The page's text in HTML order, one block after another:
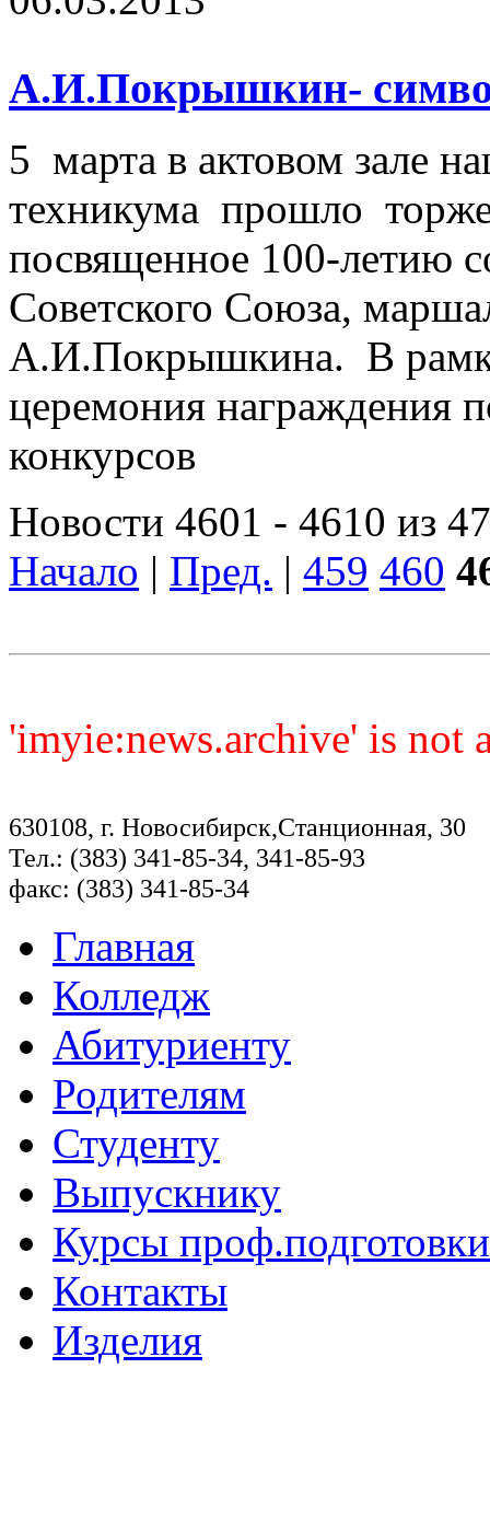
А.И.Покрышкин-
5 марта в актовом зале
техникума прошло
посвященное 100-летию
Советского Союза,
А.И.Покрышкина. В
церемония награждения
конкурсов
Новости 4601 - 4610 из
Начало | Пред. | 459 460
'imyie:news.archive' is not
630108, г. Новосибирск,Станционная, 30
Тел.: (383) 341-85-34, 341-85-93
факс: (383) 341-85-34
Главная
Колледж
Абитуриенту
Родителям
Студенту
Выпускнику
Курсы проф.подготовки
Контакты
Изделия